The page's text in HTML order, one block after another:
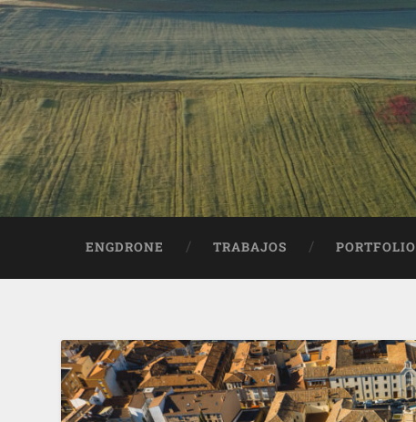
ENGDRONE TRABAJOS PORTFOLIO